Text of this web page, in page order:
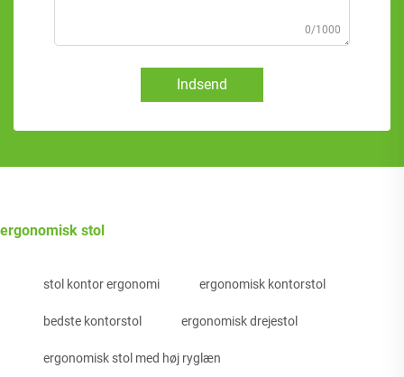
0/1000
Indsend
ergonomisk stol
stol kontor ergonomi ergonomisk kontorstol
bedste kontorstol ergonomisk drejestol
ergonomisk stol med høj ryglæn